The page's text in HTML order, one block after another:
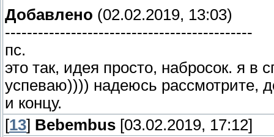
Добавлено (02.02.2019, 13:03)
---------------------------------------------
пс.
это так, идея просто, набросок. я в
успеваю)))) надеюсь рассмотрите,
и концу.
[13] Bebembus [03.02.2019, 17:12]